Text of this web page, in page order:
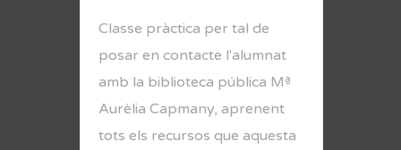
Classe pràctica per tal de
posar en contacte l'alumnat
amb la biblioteca pública Mª
Aurèlia Capmany, aprenent
tots els recursos que aquesta